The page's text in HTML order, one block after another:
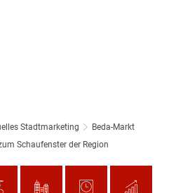
Stadtmarketing
Beda-Markt
Schaufenster der Region